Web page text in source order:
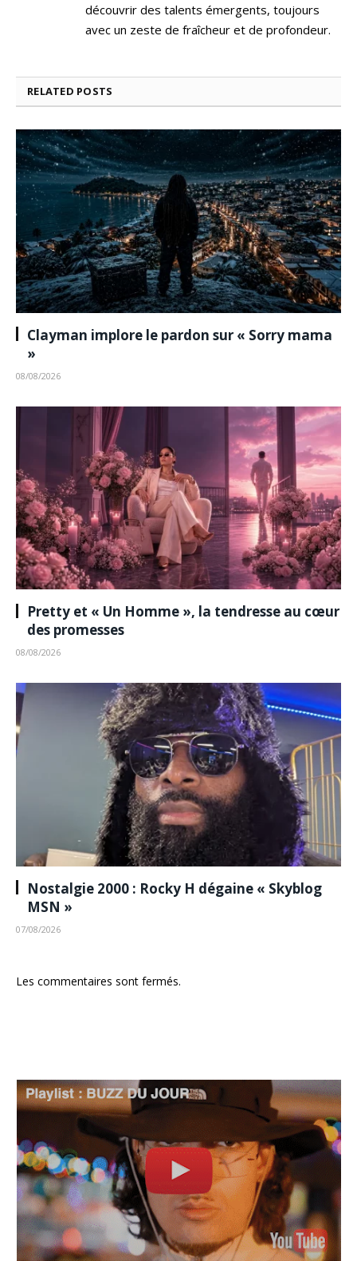
découvrir des talents émergents, toujours
avec un zeste de fraîcheur et de profondeur.
RELATED POSTS
Clayman implore le pardon sur « Sorry mama
»
08/08/2026
Pretty et « Un Homme », la tendresse au cœur
des promesses
08/08/2026
Nostalgie 2000 : Rocky H dégaine « Skyblog
MSN »
07/08/2026
Les commentaires sont fermés.